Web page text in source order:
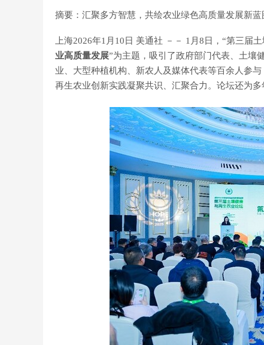
摘要：汇聚多方智慧，共绘农业绿色高质量发展新蓝
上海2026年1月10日 美通社 －－ 1月8日，“第三届
业高质量发展”为主题，吸引了政府部门代表、土壤
业、大型种植机构、新农人及媒体代表等百余人参
再生农业创新实践凝聚共识、汇聚合力。论坛还为